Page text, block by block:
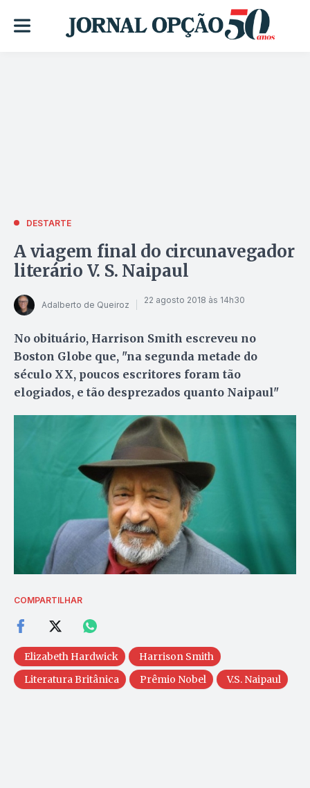
DESTARTE
A viagem final do circunavegador
literário V. S. Naipaul
Adalberto de Queiroz 22 agosto 2018 às 14h30
No obituário, Harrison Smith escreveu no
Boston Globe que, "na segunda metade do
século XX, poucos escritores foram tão
elogiados, e tão desprezados quanto Naipaul"
COMPARTILHAR
Elizabeth Hardwick
Harrison Smith
Literatura Britânica
Prêmio Nobel V.S. Naipaul